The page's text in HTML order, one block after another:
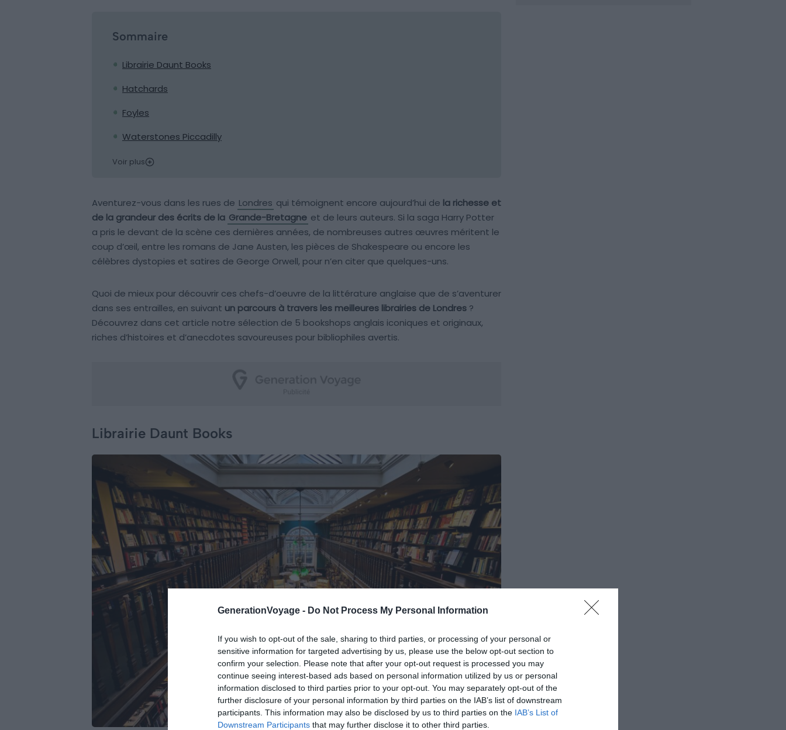
GenerationVoyage - Do Not Process My Personal Information
If you wish to opt-out of the sale, sharing to third parties, or processing of your personal or
sensitive information for targeted advertising by us, please use the below opt-out section to
confirm your selection. Please note that after your opt-out request is processed you may
continue seeing interest-based ads based on personal information utilized by us or personal
information disclosed to third parties prior to your opt-out. You may separately opt-out of the
further disclosure of your personal information by third parties on the IAB’s list of downstream
participants. This information may also be disclosed by us to third parties on the IAB’s List of
Downstream Participants that may further disclose it to other third parties.
Sommaire
Librairie Daunt Books
Hatchards
Foyles
Waterstones Piccadilly
Voir plus
Aventurez-vous dans les rues de Londres qui témoignent encore aujourd’hui de la richesse et
de la grandeur des écrits de la Grande-Bretagne et de leurs auteurs. Si la saga Harry Potter
a pris le devant de la scène ces dernières années, de nombreuses autres œuvres méritent le
coup d’œil, entre les romans de Jane Austen, les pièces de Shakespeare ou encore les
célèbres dystopies et satires de George Orwell, pour n’en citer que quelques-uns.
Quoi de mieux pour découvrir ces chefs-d’oeuvre de la littérature anglaise que de s’aventurer
dans ses entrailles, en suivant un parcours à travers les meilleures librairies de Londres ?
Découvrez dans cet article notre sélection de 5 bookshops anglais iconiques et originaux,
riches d’histoires et d’anecdotes savoureuses pour bibliophiles avertis.
Librairie Daunt Books